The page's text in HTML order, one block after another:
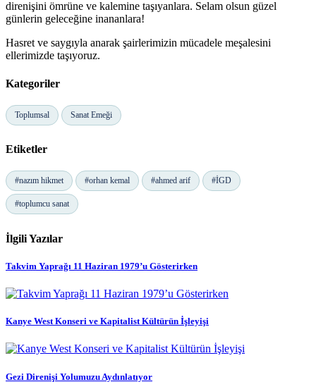
direnişini ömrüne ve kalemine taşıyanlara. Selam olsun güzel
günlerin geleceğine inananlara!
Hasret ve saygıyla anarak şairlerimizin mücadele meşalesini
ellerimizde taşıyoruz.
Kategoriler
Toplumsal Sanat Emeği
Etiketler
#nazım hikmet #orhan kemal #ahmed arif #İGD
#toplumcu sanat
İlgili Yazılar
Takvim Yaprağı 11 Haziran 1979’u Gösterirken
Kanye West Konseri ve Kapitalist Kültürün İşleyişi
Gezi Direnişi Yolumuzu Aydınlatıyor